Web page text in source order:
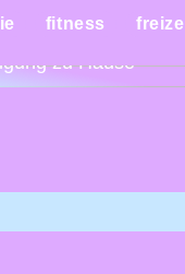
fitness
zu Hause